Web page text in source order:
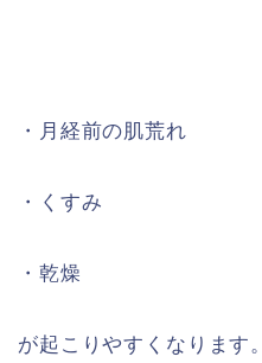
・月経前の肌荒れ
・くすみ
・乾燥
が起こりやすくなります。